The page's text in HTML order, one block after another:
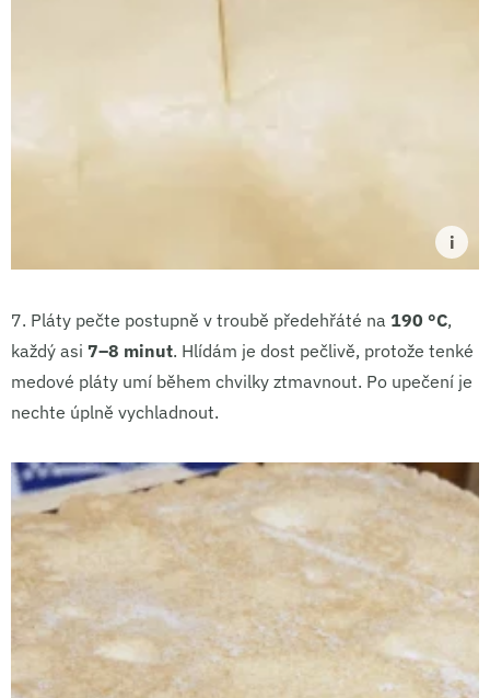
7. Pláty pečte postupně v troubě předehřáté na 190 °C,
každý asi 7–8 minut. Hlídám je dost pečlivě, protože tenké
medové pláty umí během chvilky ztmavnout. Po upečení je
nechte úplně vychladnout.